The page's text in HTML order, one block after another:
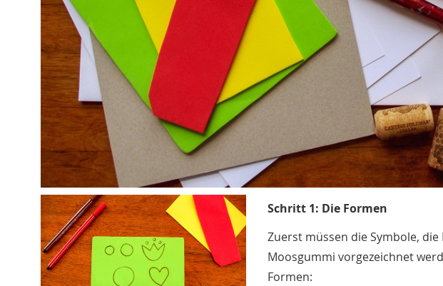
Schritt 1: Die Formen
Zuerst müssen die Symbole,
Moosgummi vorgezeichnet
Formen: